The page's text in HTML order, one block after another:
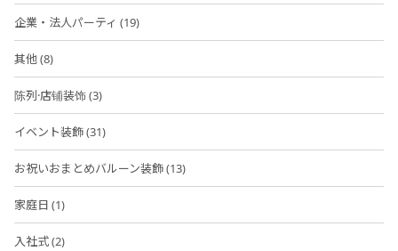
企業・法人パーティ (19)
其他 (8)
陈列·店铺装饰 (3)
イベント装飾 (31)
お祝いおまとめバルーン装飾 (13)
家庭日 (1)
入社式 (2)